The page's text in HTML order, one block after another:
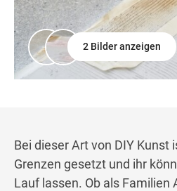
2 Bilder anzeigen
Bei dieser Art von DIY Kunst
Grenzen gesetzt und ihr
Lauf lassen. Ob als Familien